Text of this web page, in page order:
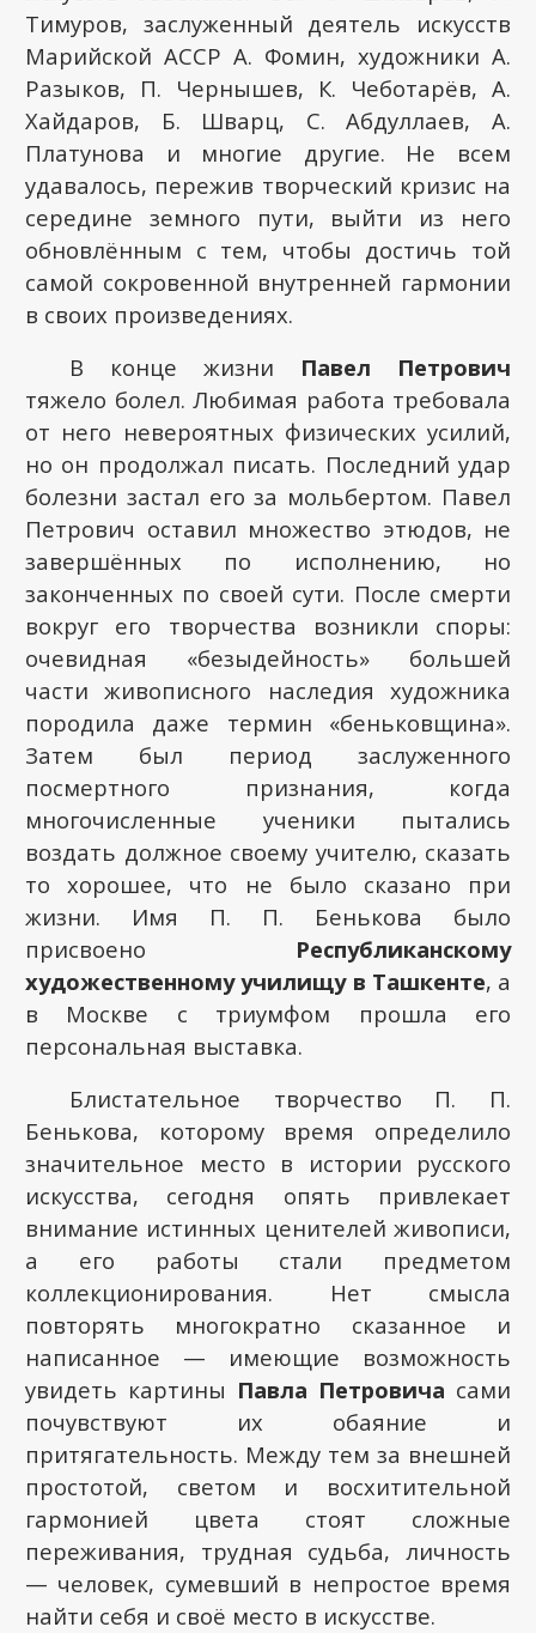
Тимуров, заслуженный деятель искусств
Марийской АССР А. Фомин, художники А.
Разыков, П. Чернышев, К. Чеботарёв, А.
Хайдаров, Б. Шварц, С. Абдуллаев, А.
Платунова и многие другие. Не всем
удавалось, пережив творческий кризис на
середине земного пути, выйти из него
обновлённым с тем, чтобы достичь той
самой сокровенной внутренней гармонии
в своих произведениях.
В конце жизни Павел Петрович
тяжело болел. Любимая работа требовала
от него невероятных физических усилий,
но он продолжал писать. Последний удар
болезни застал его за мольбертом. Павел
Петрович оставил множество этюдов, не
завершённых по исполнению, но
законченных по своей сути. После смерти
вокруг его творчества возникли споры:
очевидная «безыдейность» большей
части живописного наследия художника
породила даже термин «беньковщина».
Затем был период заслуженного
посмертного признания, когда
многочисленные ученики пытались
воздать должное своему учителю, сказать
то хорошее, что не было сказано при
жизни. Имя П. П. Бенькова было
присвоено Республиканскому
художественному училищу в Ташкенте, а
в Москве с триумфом прошла его
персональная выставка.
Блистательное творчество П. П.
Бенькова, которому время определило
значительное место в истории русского
искусства, сегодня опять привлекает
внимание истинных ценителей живописи,
а его работы стали предметом
коллекционирования. Нет смысла
повторять многократно сказанное и
написанное — имеющие возможность
увидеть картины Павла Петровича сами
почувствуют их обаяние и
притягательность. Между тем за внешней
простотой, светом и восхитительной
гармонией цвета стоят сложные
переживания, трудная судьба, личность
— человек, сумевший в непростое время
найти себя и своё место в искусстве.